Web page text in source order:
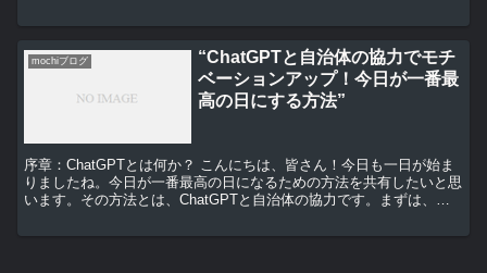
mochiブログ
“ChatGPTと自治体の協力でモチ
ベーションアップ！今日が一番最
高の日にする方法”
序章：ChatGPTとは何か？ こんにちは、皆さん！今日も一日が始ま
りましたね。今日が一番最高の日になるための方法を共有したいと思
います。その方法とは、ChatGPTと自治体の協力です。まずは、